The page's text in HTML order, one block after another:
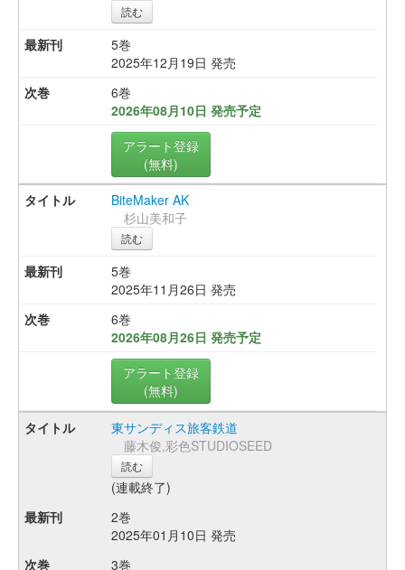
読む
5巻
2025年12月19日 発売
6巻
2026年08月10日 発売予定
アラート登録
(無料)
BiteMaker AK
杉山美和子
読む
5巻
2025年11月26日 発売
6巻
2026年08月26日 発売予定
アラート登録
(無料)
東サンディス旅客鉄道
藤木俊,彩色STUDIOSEED
読む
(連載終了)
2巻
2025年01月10日 発売
3巻